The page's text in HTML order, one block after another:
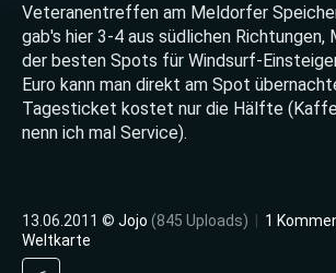
Veteranentreffen am Meldorfer
gab's hier 3-4 aus südlichen
der besten Spots für Windsurf-
Euro kann man direkt am Spot
Tagesticket kostet nur die Hälfte
nenn ich mal Service).
13.06.2011 © Jojo (845 Uploads) 1
Weltkarte